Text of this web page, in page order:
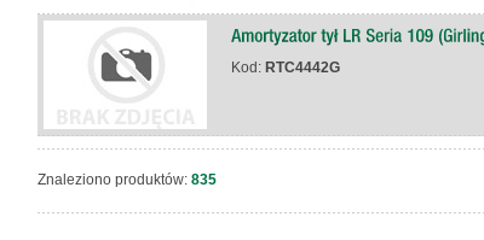
Kod: RTC4442G
Znaleziono produktów: 835